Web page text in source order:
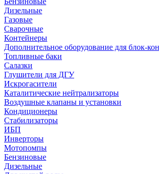
Дизельные
Газовые
Сварочные
Контейнеры
Дополнительное оборудование для блок-
Топливные баки
Салазки
Глушители для ДГУ
Искрогасители
Каталитические нейтрализаторы
Воздушные клапаны и установки
Кондиционеры
Стабилизаторы
ИБП
Инверторы
Мотопомпы
Бензиновые
Дизельные